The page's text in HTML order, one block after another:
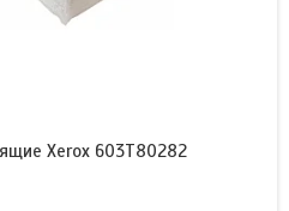
Xerox 603T80282